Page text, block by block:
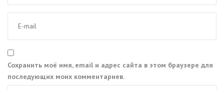
Сохранить моё имя, email и адрес сайта в этом браузере для
последующих моих комментариев.